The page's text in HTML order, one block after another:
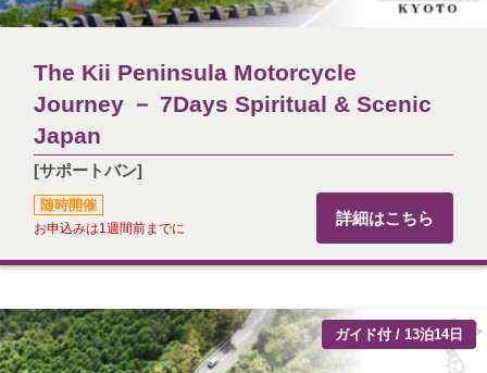
The Kii Peninsula Motorcycle
Journey － 7Days Spiritual & Scenic
Japan
[サポートバン]
随時開催
お申込みは1週間前までに
詳細はこちら
ガイド付 / 13泊14日